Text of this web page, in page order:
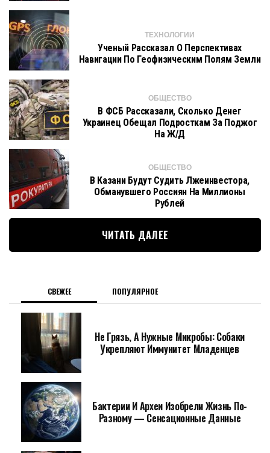
ТЕХНОЛОГИИ
Ученый Рассказал О Перспективах
Навигации По Геофизическим Полям Земли
ОБЩЕСТВО
В ФСБ Рассказали, Сколько Денег
Украинец Обещал Подросткам За Поджог
На Ж/д
ОБЩЕСТВО
В Казани Будут Судить Лжеинвестора,
Обманувшего Россиян На Миллионы
Рублей
ЧИТАТЬ ДАЛЕЕ
СВЕЖЕЕ ПОПУЛЯРНОЕ
Не Грязь, А Нужные Микробы: Собаки
Укрепляют Иммунитет Младенцев
Бактерии И Археи Изобрели Жизнь По-
Разному — Сенсационные Данные